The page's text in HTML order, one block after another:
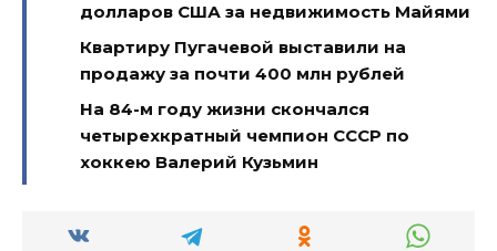
долларов США за недвижимость Майями
Квартиру Пугачевой выставили на
продажу за почти 400 млн рублей
На 84-м году жизни скончался
четырехкратный чемпион СССР по
хоккею Валерий Кузьмин